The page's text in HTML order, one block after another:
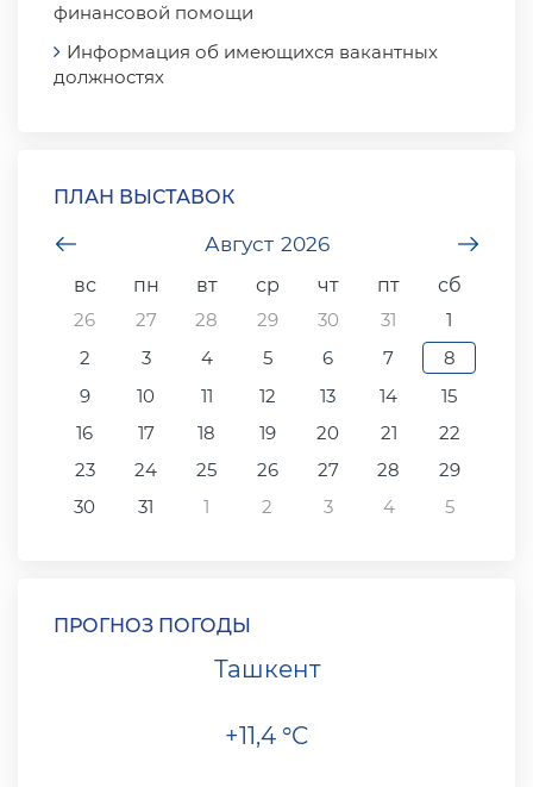
финансовой помощи
Информация об имеющихся вакантных
должностях
ПЛАН ВЫСТАВОК
Август 2026
вс
пн вт ср чт пт
сб
26
27 28 29 30 31
1
2
3 4 5 6 7
8
9
10 11 12 13 14
15
16
17 18 19 20 21
22
23
24 25 26 27 28
29
30
31 1 2 3 4 5
ПРОГНОЗ ПОГОДЫ
Ташкент
+11,4 °C